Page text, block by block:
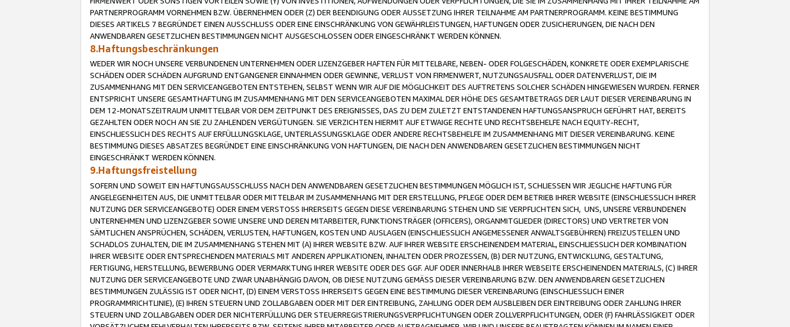
PARTNERPROGRAMM VORNEHMEN BZW. ÜBERNEHMEN ODER (Z) DER BEENDIGUNG ODER AUSSETZUNG IHRER TEILNAHME AM PARTNERPROGRAMM. KEINE BESTIMMUNG
DIESES ARTIKELS 7 BEGRÜNDET EINEN AUSSCHLUSS ODER EINE EINSCHRÄNKUNG VON GEWÄHRLEISTUNGEN, HAFTUNGEN ODER ZUSICHERUNGEN, DIE NACH DEN
ANWENDBAREN GESETZLICHEN BESTIMMUNGEN NICHT AUSGESCHLOSSEN ODER EINGESCHRÄNKT WERDEN KÖNNEN.
8.Haftungsbeschränkungen
WEDER WIR NOCH UNSERE VERBUNDENEN UNTERNEHMEN ODER LIZENZGEBER HAFTEN FÜR MITTELBARE, NEBEN- ODER FOLGESCHÄDEN, KONKRETE ODER EXEMPLARISCHE
SCHÄDEN ODER SCHÄDEN AUFGRUND ENTGANGENER EINNAHMEN ODER GEWINNE, VERLUST VON FIRMENWERT, NUTZUNGSAUSFALL ODER DATENVERLUST, DIE IM
ZUSAMMENHANG MIT DEN SERVICEANGEBOTEN ENTSTEHEN, SELBST WENN WIR AUF DIE MÖGLICHKEIT DES AUFTRETENS SOLCHER SCHÄDEN HINGEWIESEN WURDEN. FERNER
ENTSPRICHT UNSERE GESAMTHAFTUNG IM ZUSAMMENHANG MIT DEN SERVICEANGEBOTEN MAXIMAL DER HÖHE DES GESAMTBETRAGS DER LAUT DIESER VEREINBARUNG IN
DEM 12-MONATSZEITRAUM UNMITTELBAR VOR DEM ZEITPUNKT DES EREIGNISSES, DAS ZU DEM ZULETZT ENTSTANDENEN HAFTUNGSANSPRUCH GEFÜHRT HAT, BEREITS
GEZAHLTEN ODER NOCH AN SIE ZU ZAHLENDEN VERGÜTUNGEN. SIE VERZICHTEN HIERMIT AUF ETWAIGE RECHTE UND RECHTSBEHELFE NACH EQUITY-RECHT,
EINSCHLIESSLICH DES RECHTS AUF ERFÜLLUNGSKLAGE, UNTERLASSUNGSKLAGE ODER ANDERE RECHTSBEHELFE IM ZUSAMMENHANG MIT DIESER VEREINBARUNG. KEINE
BESTIMMUNG DIESES ABSATZES BEGRÜNDET EINE EINSCHRÄNKUNG VON HAFTUNGEN, DIE NACH DEN ANWENDBAREN GESETZLICHEN BESTIMMUNGEN NICHT
EINGESCHRÄNKT WERDEN KÖNNEN.
9.Haftungsfreistellung
SOFERN UND SOWEIT EIN HAFTUNGSAUSSCHLUSS NACH DEN ANWENDBAREN GESETZLICHEN BESTIMMUNGEN MÖGLICH IST, SCHLIESSEN WIR JEGLICHE HAFTUNG FÜR
ANGELEGENHEITEN AUS, DIE UNMITTELBAR ODER MITTELBAR IM ZUSAMMENHANG MIT DER ERSTELLUNG, PFLEGE ODER DEM BETRIEB IHRER WEBSITE (EINSCHLIESSLICH IHRER
NUTZUNG DER SERVICEANGEBOTE) ODER EINEM VERSTOSS IHRERSEITS GEGEN DIESE VEREINBARUNG STEHEN UND SIE VERPFLICHTEN SICH, UNS, UNSERE VERBUNDENEN
UNTERNEHMEN UND LIZENZGEBER SOWIE UNSERE UND DEREN MITARBEITER, FUNKTIONSTRÄGER (OFFICERS), ORGANMITGLIEDER (DIRECTORS) UND VERTRETER VON
SÄMTLICHEN ANSPRÜCHEN, SCHÄDEN, VERLUSTEN, HAFTUNGEN, KOSTEN UND AUSLAGEN (EINSCHLIESSLICH ANGEMESSENER ANWALTSGEBÜHREN) FREIZUSTELLEN UND
SCHADLOS ZUHALTEN, DIE IM ZUSAMMENHANG STEHEN MIT (A) IHRER WEBSITE BZW. AUF IHRER WEBSITE ERSCHEINENDEM MATERIAL, EINSCHLIESSLICH DER KOMBINATION
IHRER WEBSITE ODER ENTSPRECHENDEN MATERIALS MIT ANDEREN APPLIKATIONEN, INHALTEN ODER PROZESSEN, (B) DER NUTZUNG, ENTWICKLUNG, GESTALTUNG,
FERTIGUNG, HERSTELLUNG, BEWERBUNG ODER VERMARKTUNG IHRER WEBSITE ODER DES GGF. AUF ODER INNERHALB IHRER WEBSEITE ERSCHEINENDEN MATERIALS, (C) IHRER
NUTZUNG DER SERVICEANGEBOTE UND ZWAR UNABHÄNGIG DAVON, OB DIESE NUTZUNG GEMÄSS DIESER VEREINBARUNG BZW. DEN ANWENDBAREN GESETZLICHEN
BESTIMMUNGEN ZULÄSSIG IST ODER NICHT, (D) EINEM VERSTOSS IHRERSEITS GEGEN EINE BESTIMMUNG DIESER VEREINBARUNG (EINSCHLIESSLICH EINER
PROGRAMMRICHTLINIE), (E) IHREN STEUERN UND ZOLLABGABEN ODER MIT DER EINTREIBUNG, ZAHLUNG ODER DEM AUSBLEIBEN DER EINTREIBUNG ODER ZAHLUNG IHRER
STEUERN UND ZOLLABGABEN ODER DER NICHTERFÜLLUNG DER STEUERREGISTRIERUNGSVERPFLICHTUNGEN ODER ZOLLVERPFLICHTUNGEN, ODER (F) FAHRLÄSSIGKEIT ODER